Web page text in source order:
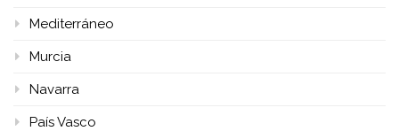
Mediterráneo
Murcia
Navarra
País Vasco